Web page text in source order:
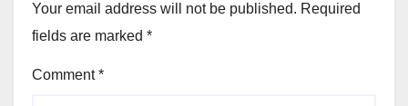
Your email address will not be published. Required
fields are marked *
Comment*